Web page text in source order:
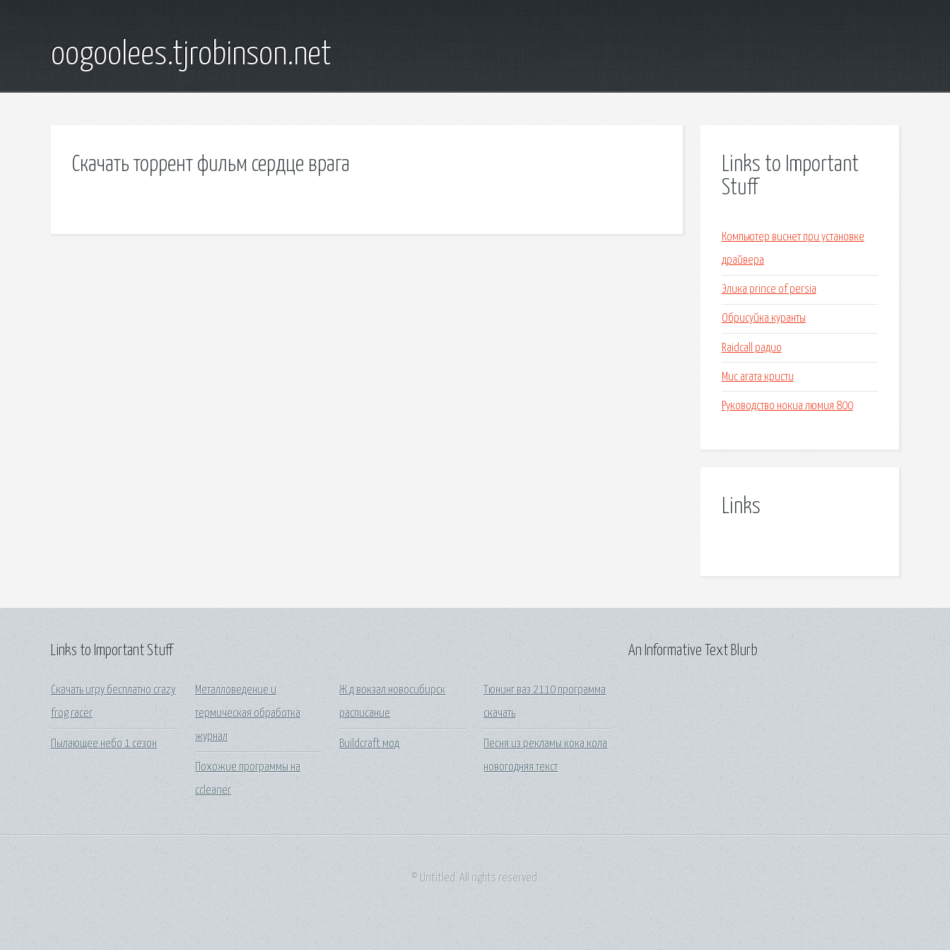
oogoolees.tjrobinson.net
Скачать торрент фильм сердце врага
Links to Important
Stuff
Компьютер виснет при установке
драйвера
Элика prince of persia
Обрисуйка куранты
Raidcall радио
Мис агата кристи
Руководство нокиа люмия 800
Links
Links to Important Stuff
Скачать игру бесплатно crazy
frog racer
Пылающее небо 1 сезон
Металловедение и
термическая обработка
журнал
Похожие программы на
ccleaner
Ж д вокзал новосибирск
расписание
Buildcraft мод
Тюнинг ваз 2110 программа
скачать
Песня из рекламы кока кола
новогодняя текст
An Informative Text Blurb
© Untitled. All rights reserved.